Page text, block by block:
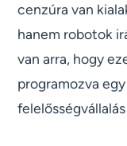
cenzúra van
hanem robotok
van arra, hogy
programozva